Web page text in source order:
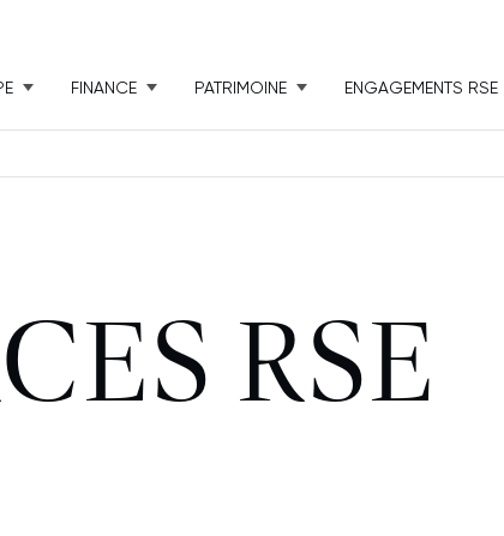
FINANCE PATRIMOINE ENGAGEMENTS RSE
RSE